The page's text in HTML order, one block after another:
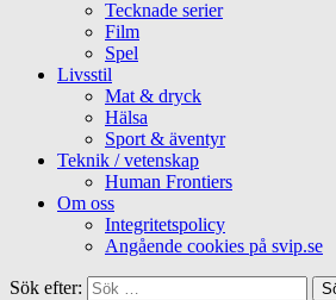
Tecknade serier
Film
Spel
Livsstil
Mat & dryck
Hälsa
Sport & äventyr
Teknik / vetenskap
Human Frontiers
Om oss
Integritetspolicy
Angående cookies på svip.se
Sök efter: